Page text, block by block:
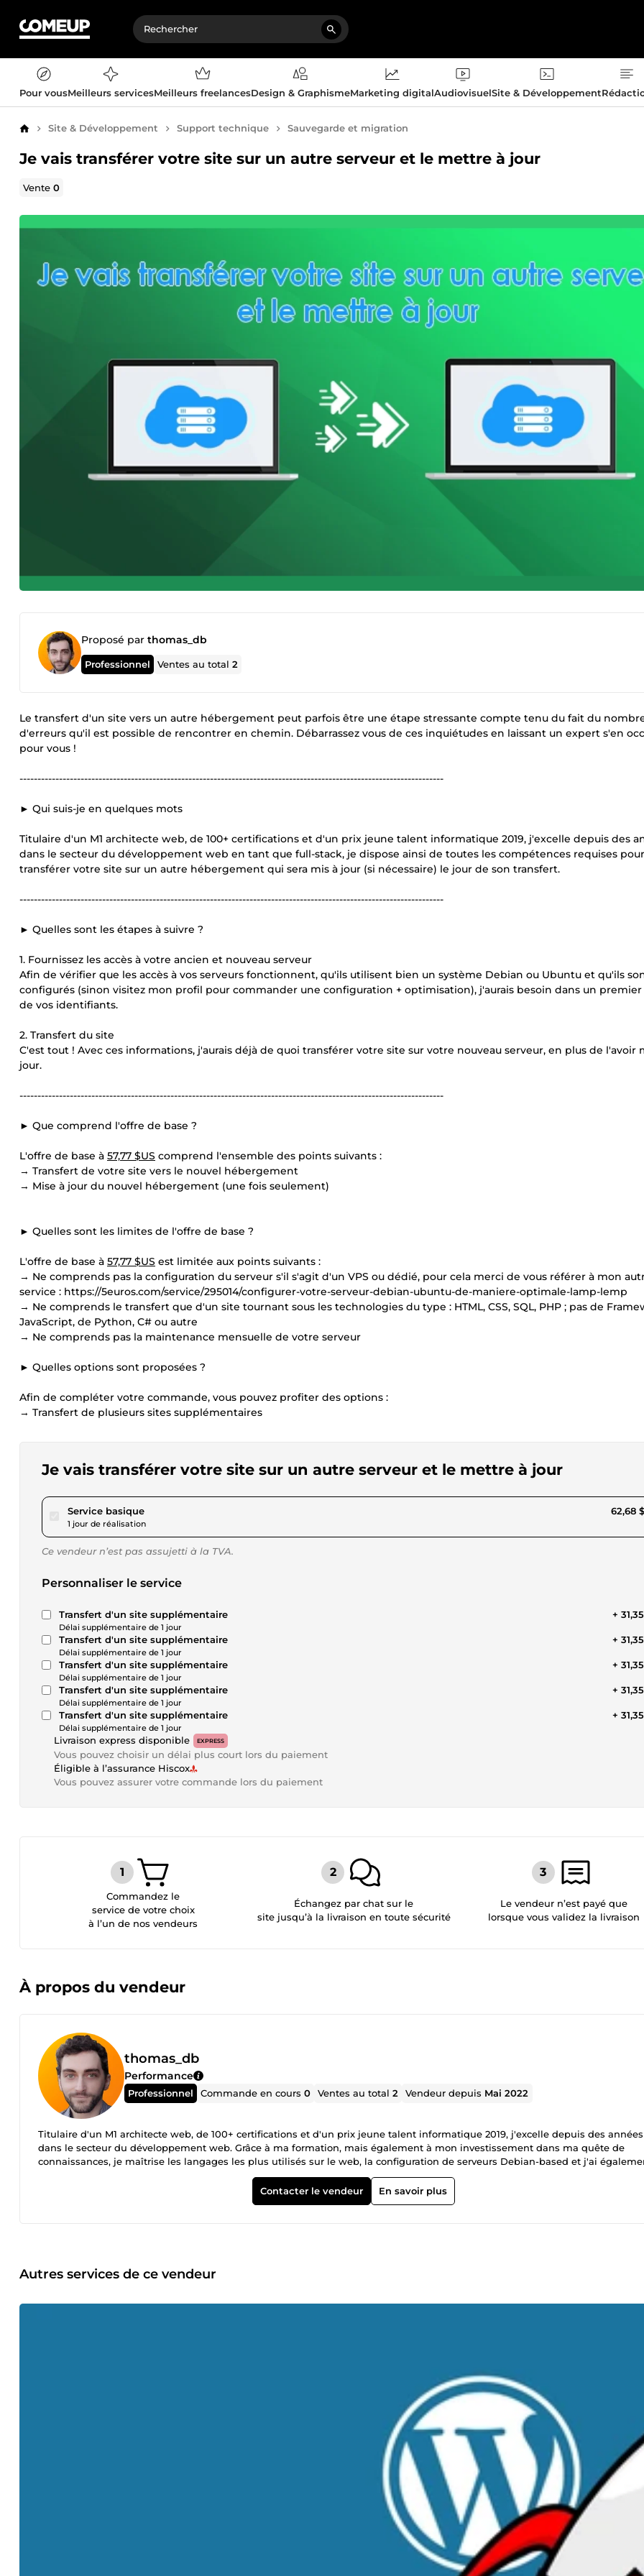
Pour vousMeilleurs servicesMeilleurs freelancesDesign & GraphismeMarketing digitalAudiovisuelSite & Développement
AccueilSite & Développement Support technique Sauvegarde et migration
Je vais transférer votre site sur un autre serveur et le mettre à jour
Vente0
Proposé par thomas_db
Professionnel Ventes au total2
Le transfert d'un site vers un autre hébergement peut parfois être une étape stressante compte tenu du fait du
d'erreurs qu'il est possible de rencontrer en chemin. Débarrassez vous de ces inquiétudes en laissant un expert s'en
pour vous !
----------------------------------------------------------------------------------------------------------------------
► Qui suis-je en quelques mots
Titulaire d'un M1 architecte web, de 100+ certifications et d'un prix jeune talent informatique 2019, j'excelle depuis des
dans le secteur du développement web en tant que full-stack, je dispose ainsi de toutes les compétences requises pour
transférer votre site sur un autre hébergement qui sera mis à jour (si nécessaire) le jour de son transfert.
----------------------------------------------------------------------------------------------------------------------
► Quelles sont les étapes à suivre ?
1. Fournissez les accès à votre ancien et nouveau serveur
Afin de vérifier que les accès à vos serveurs fonctionnent, qu'ils utilisent bien un système Debian ou Ubuntu et qu'ils
configurés (sinon visitez mon profil pour commander une configuration + optimisation), j'aurais besoin dans un
de vos identifiants.
2. Transfert du site
C'est tout ! Avec ces informations, j'aurais déjà de quoi transférer votre site sur votre nouveau serveur, en plus de l'avoir
jour.
----------------------------------------------------------------------------------------------------------------------
► Que comprend l'offre de base ?
L'offre de base à 57,77 $US comprend l'ensemble des points suivants :
→ Transfert de votre site vers le nouvel hébergement
→ Mise à jour du nouvel hébergement (une fois seulement)
► Quelles sont les limites de l'offre de base ?
L'offre de base à 57,77 $US est limitée aux points suivants :
→ Ne comprends pas la configuration du serveur s'il s'agit d'un VPS ou dédié, pour cela merci de vous référer à mon
service : https://5euros.com/service/295014/configurer-votre-serveur-debian-ubuntu-de-maniere-optimale-lamp-lemp
→ Ne comprends le transfert que d'un site tournant sous les technologies du type : HTML, CSS, SQL, PHP ; pas de
JavaScript, de Python, C# ou autre
→ Ne comprends pas la maintenance mensuelle de votre serveur
► Quelles options sont proposées ?
Afin de compléter votre commande, vous pouvez profiter des options :
→ Transfert de plusieurs sites supplémentaires
Je vais transférer votre site sur un autre serveur et le mettre à jour
Service basiquepour 57,77 $US
1 jour de réalisation
62,68
Ce vendeur n’est pas assujetti à la TVA.
Personnaliser le service
Transfert d'un site supplémentaire
Délai supplémentaire de 1 jour
+
Transfert d'un site supplémentaire
Délai supplémentaire de 1 jour
+
Transfert d'un site supplémentaire
Délai supplémentaire de 1 jour
+
Transfert d'un site supplémentaire
Délai supplémentaire de 1 jour
+
Transfert d'un site supplémentaire
Délai supplémentaire de 1 jour
+
Livraison express disponible EXPRESS
Vous pouvez choisir un délai plus court lors du paiement
Éligible à l’assurance Hiscox
Vous pouvez assurer votre commande lors du paiement
Commandez le
service de votre choix
à l’un de nos vendeurs
Échangez par chat sur le
site jusqu’à la livraison en toute sécurité
Le vendeur n’est payé que
lorsque vous validez la livraison
À propos du vendeur
thomas_db
Performance
Professionnel Commande en cours0 Ventes au total2 Vendeur depuis Mai 2022
Titulaire d'un M1 architecte web, de 100+ certifications et d'un prix jeune talent informatique 2019, j'excelle depuis des années
dans le secteur du développement web. Grâce à ma formation, mais également à mon investissement dans ma quête de
connaissances, je maîtrise les langages les plus utilisés sur le web, la configuration de serveurs Debian-based et j'ai
l'occasion de développer sous des langages axés softwares (C, C#, Python, Java, Android, ReactJS/React Native...). Mon
passée en tant que micro-entrepreneur et aujourd'hui en tant que COO pour une agence internationale, m'ont toutes deux
à développer de nombreuses compétences annexes liées à la gestion des sociétés, la gestion financière, le relationnel
difficulté rencontrée, quitte à trouver des solutions de contournement.
Contacter le vendeur En savoir plus
Autres services de ce vendeur